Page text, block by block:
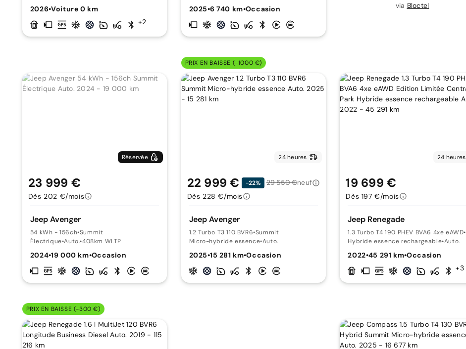
2026•Voiture 0 km
+2
2025•6 740 km•Occasion
via Bloctel
Réservée
Jeep Avenger
54 kWh - 156ch•Summit
Électrique•Auto.•408km WLTP
2024•19 000 km•Occasion
23 999 €
Dès 202 €/mois
PRIX EN BAISSE (-1000 €)
24 heures
Jeep Avenger
1.2 Turbo T3 110 BVR6•Summit
Micro-hybride essence•Auto.
2025•15 281 km•Occasion
22 999 € -22% 29 550 €neuf
Dès 228 €/mois
24 heures
Jeep Renegade
1.3 Turbo T4 190 PHEV BVA6 4xe eAWD•
Hybride essence rechargeable•Auto.
2022•45 291 km•Occasion
+3
19 699 €
Dès 197 €/mois
PRIX EN BAISSE (-300 €)